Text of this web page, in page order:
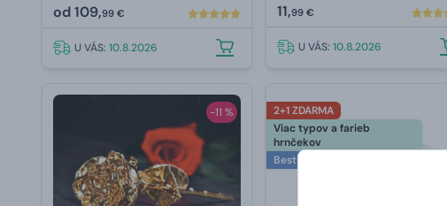
od109,99 €
U VÁS: 10.8.2026
11,99 €
U VÁS: 10.8.2026
-11 %
2+1 ZDARMA
Viac typov a farieb
hrnčekov
Bestseller